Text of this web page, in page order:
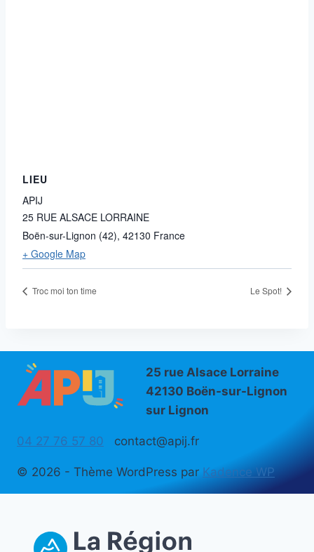
LIEU
APIJ
25 RUE ALSACE LORRAINE
Boën-sur-Lignon (42), 42130 France
+ Google Map
Troc moi ton time Le Spot!
25 rue Alsace Lorraine
42130 Boën-sur-Lignon
sur Lignon
04 27 76 57 80 contact@apij.fr
© 2026 - Thème WordPress par Kadence WP